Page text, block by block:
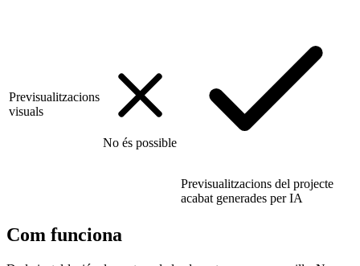
Previsualitzacions
visuals
No és possible
Previsualitzacions del projecte
acabat generades per IA
Com funciona